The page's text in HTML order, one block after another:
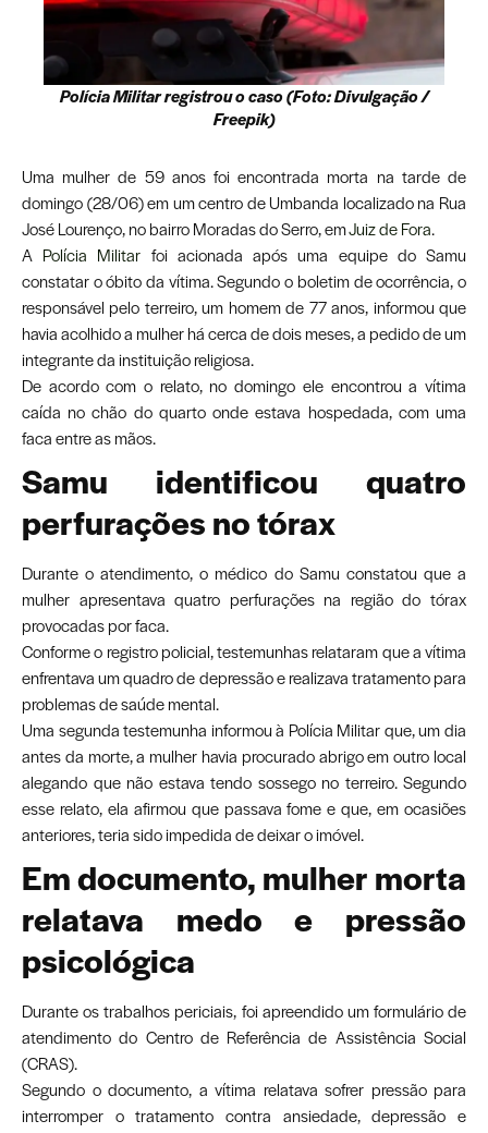
Polícia Militar registrou o caso (Foto: Divulgação /
Freepik)
Uma mulher de 59 anos foi encontrada morta na tarde de
domingo (28/06) em um centro de Umbanda localizado na Rua
José Lourenço, no bairro Moradas do Serro, emJuiz de Fora.
A Polícia Militar foi acionada após uma equipe do Samu
constatar o óbito da vítima. Segundo o boletim de ocorrência, o
responsável pelo terreiro, um homem de 77 anos, informou que
havia acolhido a mulher há cerca de dois meses, a pedido de um
integrante da instituição religiosa.
De acordo com o relato, no domingo ele encontrou a vítima
caída no chão do quarto onde estava hospedada, com uma
faca entre as mãos.
Samu identificou quatro
perfurações no tórax
Durante o atendimento, o médico do Samu constatou que a
mulher apresentava quatro perfurações na região do tórax
provocadas por faca.
Conforme o registro policial, testemunhas relataram que a vítima
enfrentava um quadro de depressão e realizava tratamento para
problemas de saúde mental.
Uma segunda testemunha informou à Polícia Militar que, um dia
antes da morte, a mulher havia procurado abrigo em outro local
alegando que não estava tendo sossego no terreiro. Segundo
esse relato, ela afirmou que passava fome e que, em ocasiões
anteriores, teria sido impedida de deixar o imóvel.
Em documento, mulher morta
relatava medo e pressão
psicológica
Durante os trabalhos periciais, foi apreendido um formulário de
atendimento do Centro de Referência de Assistência Social
(CRAS).
Segundo o documento, a vítima relatava sofrer pressão para
interromper o tratamento contra ansiedade, depressão e